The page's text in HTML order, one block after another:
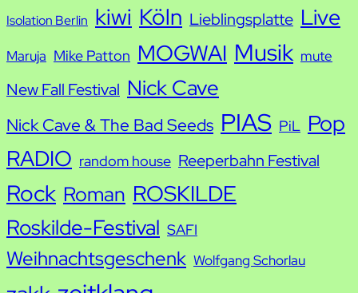
Isolation Berlin kiwi Köln Lieblingsplatte Live
Maruja Mike Patton MOGWAI Musik mute
New Fall Festival Nick Cave
Nick Cave & The Bad Seeds PIAS PiL Pop
RADIO random house Reeperbahn Festival
Rock Roman ROSKILDE
Roskilde-Festival SAFI
Weihnachtsgeschenk Wolfgang Schorlau